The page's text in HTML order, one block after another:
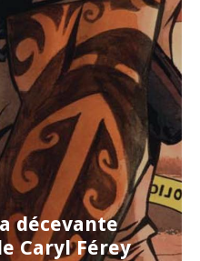
décevante
Caryl Férey